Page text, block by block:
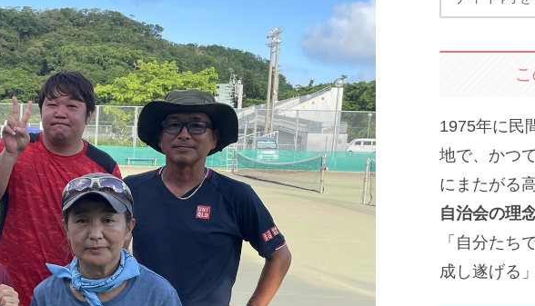
1975年に民
地で、かつ
にまたがる
自治会の理
「自分たち
成し遂げる